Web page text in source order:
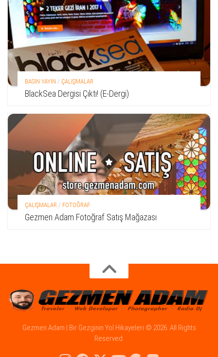
BASIN YAYIN / ÇALIŞMALAR
BlackSea Dergisi Çıktı! (E-Dergi)
ÇALIŞMALAR / FOTOĞRAF
Gezmen Adam Fotoğraf Satış Mağazası
Gezmen Adam | Bir Gezginin Yol Hikayeleri © 2026. All Rights
Reserved.